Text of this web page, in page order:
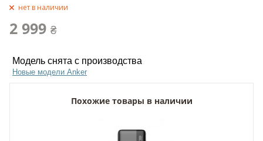
нет в наличии
2 999 ₴
Модель снята с производства
Новые модели Anker
Похожие товары в наличии